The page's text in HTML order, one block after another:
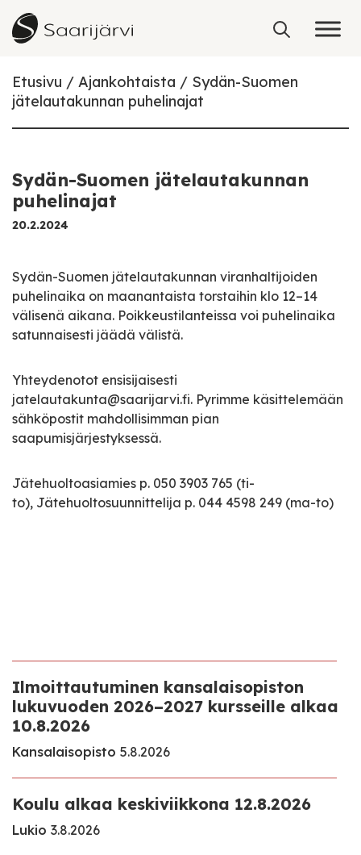
Skip to content
Etusivu Ajankohtaista
Sydän-Suomen
jätelautakunnan puhelinajat
Sydän-Suomen jätelautakunnan
puhelinajat
20.2.2024
Sydän-Suomen jätelautakunnan viranhaltijoiden
puhelinaika on maanantaista torstaihin klo 12–14
välisenä aikana. Poikkeustilanteissa voi puhelinaika
satunnaisesti jäädä välistä.
Yhteydenotot ensisijaisesti
jatelautakunta@saarijarvi.fi. Pyrimme käsittelemään
sähköpostit mahdollisimman pian
saapumisjärjestyksessä.
Jätehuoltoasiamies p. 050 3903 765 (ti-
to), Jätehuoltosuunnittelija p. 044 4598 249 (ma-to)
Ilmoittautuminen kansalaisopiston
lukuvuoden 2026–2027 kursseille alkaa
10.8.2026
Kansalaisopisto 5.8.2026
Koulu alkaa keskiviikkona 12.8.2026
Lukio 3.8.2026